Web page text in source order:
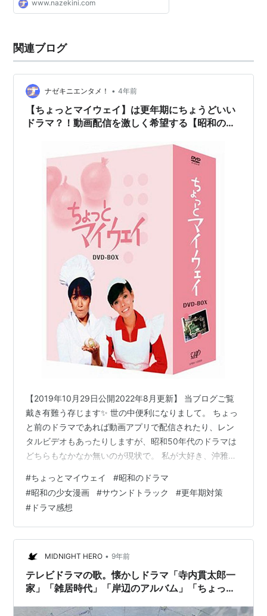
www.nazekini.com
関連ブログ
ナゼキニエンタメ！ • 4年前
【ちょっとマイウェイ】は更年期にちょうどいい
ドラマ？！動画配信を激しく希望する【昭和のド
【2019年10月29日公開2022年8月更新】 当ブログご覧
戴き有難う存じます✨ 世の中便利になりまして。 ちょっ
と前のドラマであれば動画アプリで配信されたり、レン
タルビデオもあったりしますが、昭和50年代のドラマは
どちらもなかなか無いのが現状で。 私が大好き、沖雅也
もありません。 「俺たちは天使だ！」は1979年＝昭和
54年に放送された日本テレビ系列のドラマ。 前後には、
堺正章主演「西遊記」が放送されておりました。 同じ昭
和54年の10月から翌年3月まで、やはり日本テレビ系列
で放送されていたのが、本日記事にします、桃井かおり
主演「ちょっと…
#ちょっとマイウェイ #昭和のドラマ
#昭和の少女漫画 #サウンドトラック #更年期対策
# ドラマ感想
MIDNIGHT HERO • 9年前
テレビドラマの歌。懐かしドラマ「寺内貫太郎一
家」「雑居時代」「岸辺のアルバム」「ちょっと